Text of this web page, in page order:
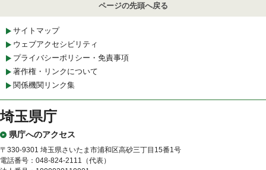
ページの先頭へ戻る
サイトマップ
ウェブアクセシビリティ
プライバシーポリシー・免責事項
著作権・リンクについて
関係機関リンク集
埼玉県庁
県庁へのアクセス
〒330-9301 埼玉県さいたま市浦和区高砂三丁目15番1号
電話番号：048-824-2111（代表）